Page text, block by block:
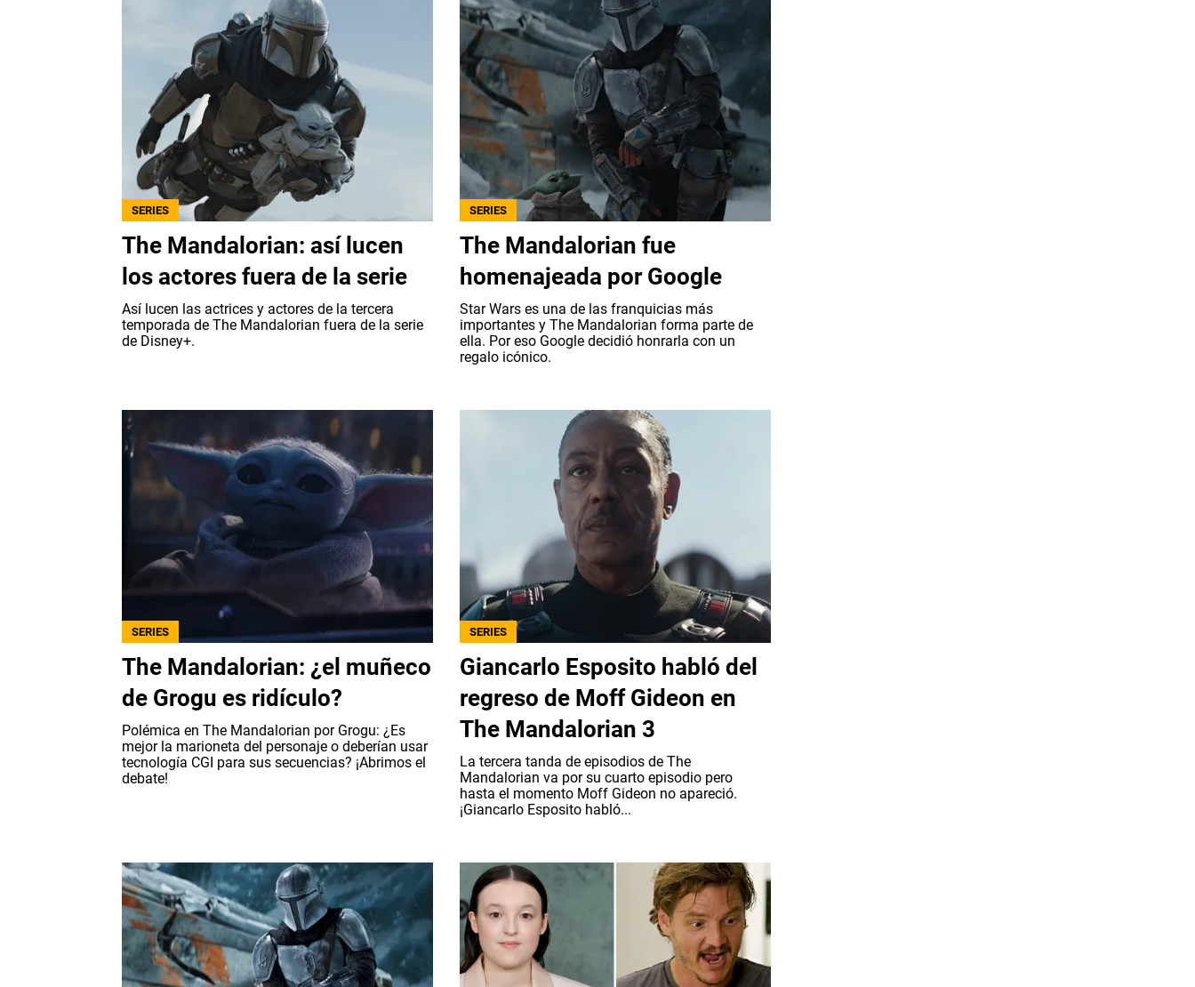
SERIES
The Mandalorian: así lucen
los actores fuera de la serie
Así lucen las actrices y actores de la tercera
temporada de The Mandalorian fuera de la serie
de Disney+.
SERIES
The Mandalorian fue
homenajeada por Google
Star Wars es una de las franquicias más
importantes y The Mandalorian forma parte de
ella. Por eso Google decidió honrarla con un
regalo icónico.
SERIES
The Mandalorian: ¿el muñeco
de Grogu es ridículo?
Polémica en The Mandalorian por Grogu: ¿Es
mejor la marioneta del personaje o deberían usar
tecnología CGI para sus secuencias? ¡Abrimos el
debate!
SERIES
Giancarlo Esposito habló del
regreso de Moff Gideon en
The Mandalorian 3
La tercera tanda de episodios de The
Mandalorian va por su cuarto episodio pero
hasta el momento Moff Gideon no apareció.
¡Giancarlo Esposito habló...